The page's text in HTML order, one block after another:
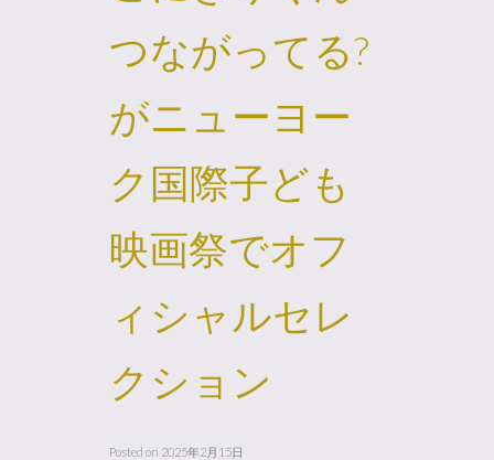
つながってる?
がニューヨー
ク国際子ども
映画祭でオフ
ィシャルセレ
クション
Posted on 2025年2月15日